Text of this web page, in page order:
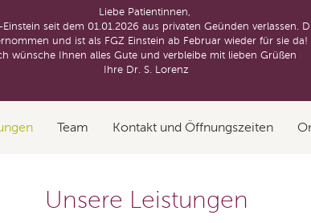
Liebe Patientinnen,
seit dem 01.01.2026 aus privaten Geünden verlassen.
und ist als FGZ Einstein ab Februar wieder für sie da!
wünsche Ihnen alles Gute und verbleibe mit lieben Grüßen
Ihre Dr. S. Lorenz
Team Kontakt und Öffnungszeiten
Unsere Leistungen